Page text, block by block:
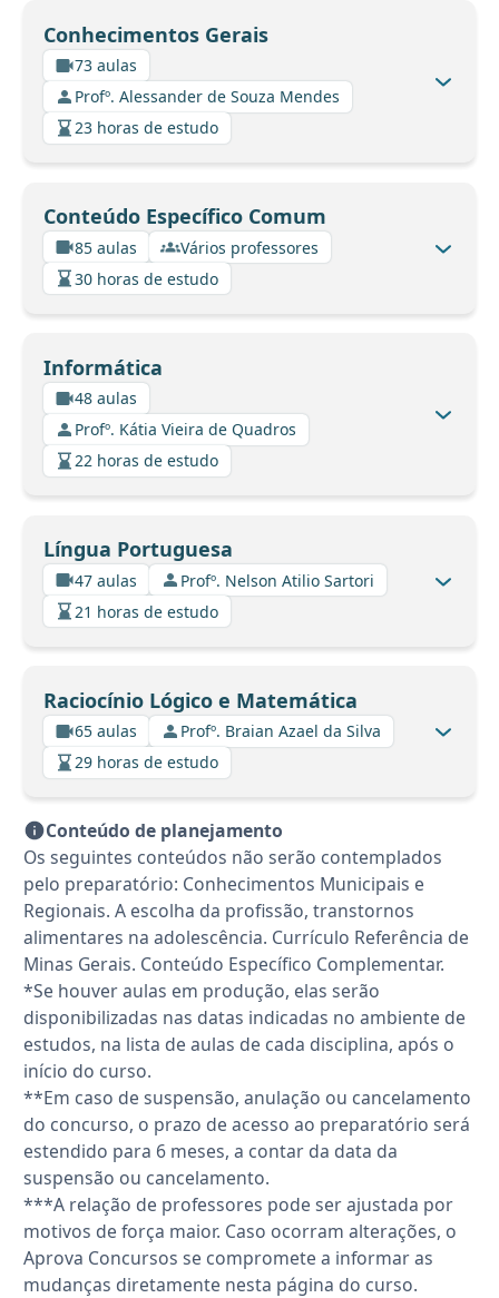
Conhecimentos Gerais
73 aulas
Profº. Alessander de Souza Mendes
23 horas de estudo
Conteúdo Específico Comum
85 aulas
Vários professores
30 horas de estudo
Informática
48 aulas
Profº. Kátia Vieira de Quadros
22 horas de estudo
Língua Portuguesa
47 aulas
Profº. Nelson Atilio Sartori
21 horas de estudo
Raciocínio Lógico e Matemática
65 aulas
Profº. Braian Azael da Silva
29 horas de estudo
Conteúdo de planejamento
Os seguintes conteúdos não serão contemplados
pelo preparatório: Conhecimentos Municipais e
Regionais. A escolha da profissão, transtornos
alimentares na adolescência. Currículo Referência de
Minas Gerais. Conteúdo Específico Complementar.
*Se houver aulas em produção, elas serão
disponibilizadas nas datas indicadas no ambiente de
estudos, na lista de aulas de cada disciplina, após o
início do curso.
**Em caso de suspensão, anulação ou cancelamento
do concurso, o prazo de acesso ao preparatório será
estendido para 6 meses, a contar da data da
suspensão ou cancelamento.
***A relação de professores pode ser ajustada por
motivos de força maior. Caso ocorram alterações, o
Aprova Concursos se compromete a informar as
mudanças diretamente nesta página do curso.